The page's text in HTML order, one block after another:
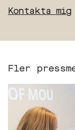
Kontakta mig
Fler